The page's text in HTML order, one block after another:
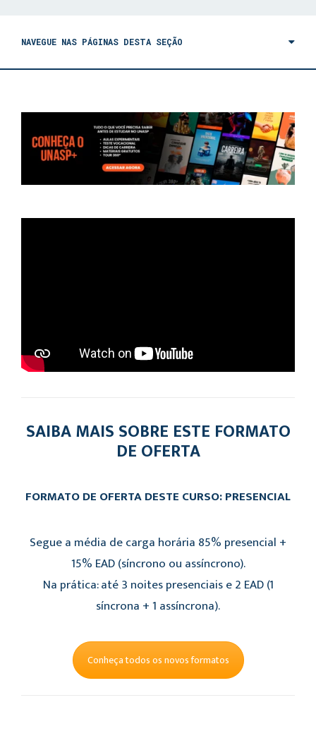
NAVEGUE NAS PÁGINAS DESTA SEÇÃO
SAIBA MAIS SOBRE ESTE FORMATO
DE OFERTA
FORMATO DE OFERTA DESTE CURSO: PRESENCIAL
Segue a média de carga horária 85% presencial +
15% EAD (síncrono ou assíncrono).
Na prática: até 3 noites presenciais e 2 EAD (1
síncrona + 1 assíncrona).
Conheça todos os novos formatos